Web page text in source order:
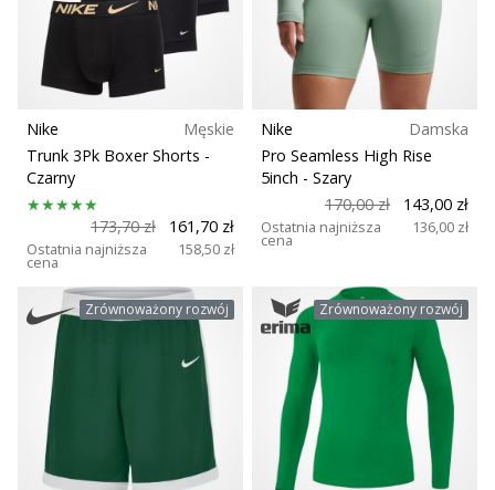
Nike
Męskie
Trunk 3Pk Boxer Shorts -
Czarny
173,70 zł 161,70 zł
Ostatnia najniższa
cena
158,50 zł
Nike
Damska
Pro Seamless High Rise
5inch - Szary
170,00 zł
143,00 zł
Ostatnia najniższa
cena
136,00 zł
Zrównoważony rozwój Zrównoważony rozwój